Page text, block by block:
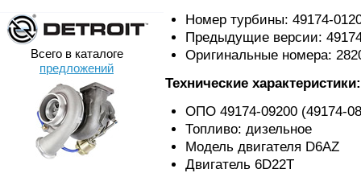
Всего в каталоге
предложений
Номер турбины: 49174-
Предыдущие версии:
Оригинальные номера:
Технические характеристики:
ОПО 49174-09200 (49174-
Топливо: дизельное
Модель двигателя D6AZ
Двигатель 6D22T